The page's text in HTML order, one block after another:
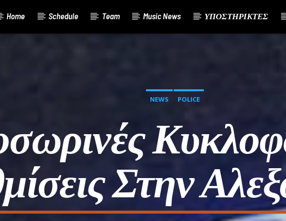
Home Schedule Team Music News ΥΠΟΣΤΗΡΙΚΤΕΣ
NEWS POLICE
Στην